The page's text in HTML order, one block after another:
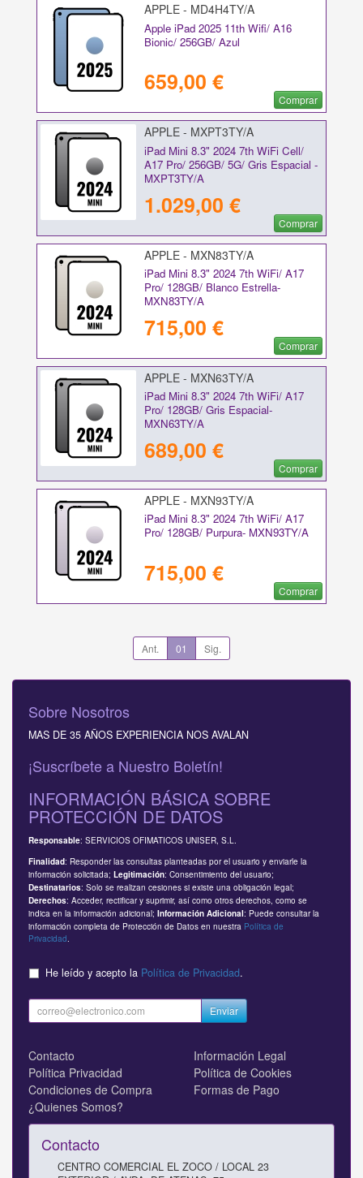
APPLE - MD4H4TY/A
Apple iPad 2025 11th Wifi/ A16
Bionic/ 256GB/ Azul
659,00 €
Comprar
APPLE - MXPT3TY/A
iPad Mini 8.3" 2024 7th WiFi Cell/
A17 Pro/ 256GB/ 5G/ Gris Espacial -
MXPT3TY/A
1.029,00 €
Comprar
APPLE - MXN83TY/A
iPad Mini 8.3" 2024 7th WiFi/ A17
Pro/ 128GB/ Blanco Estrella-
MXN83TY/A
715,00 €
Comprar
APPLE - MXN63TY/A
iPad Mini 8.3" 2024 7th WiFi/ A17
Pro/ 128GB/ Gris Espacial-
MXN63TY/A
689,00 €
Comprar
APPLE - MXN93TY/A
iPad Mini 8.3" 2024 7th WiFi/ A17
Pro/ 128GB/ Purpura- MXN93TY/A
715,00 €
Comprar
Ant. 01 Sig.
Sobre Nosotros
MAS DE 35 AÑOS EXPERIENCIA NOS AVALAN
¡Suscríbete a Nuestro Boletín!
INFORMACIÓN BÁSICA SOBRE
PROTECCIÓN DE DATOS
Responsable: SERVICIOS OFIMATICOS UNISER, S.L.
Finalidad: Responder las consultas planteadas por el usuario y enviarle la
información solicitada; Legitimación: Consentimiento del usuario;
Destinatarios: Solo se realizan cesiones si existe una obligación legal;
Derechos: Acceder, rectificar y suprimir, así como otros derechos, como se
indica en la información adicional; Información Adicional: Puede consultar la
información completa de Protección de Datos en nuestra Política de
Privacidad
He leído y acepto la Política de Privacidad.
Enviar
Contacto
Información Legal
Política Privacidad
Política de Cookies
Condiciones de Compra
Formas de Pago
¿Quienes Somos?
Contacto
CENTRO COMERCIAL EL ZOCO / LOCAL 23